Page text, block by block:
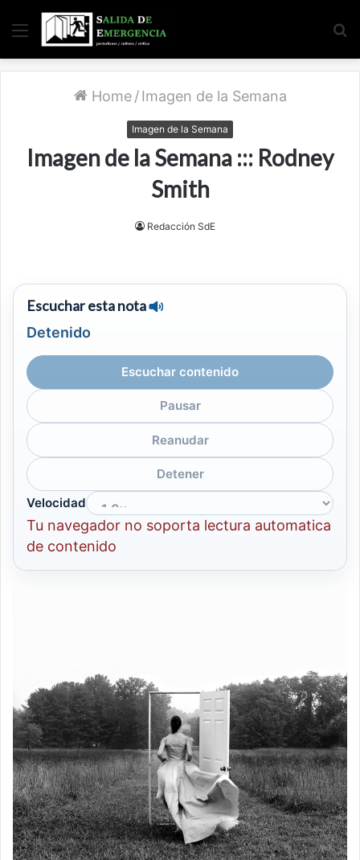
Menu
Home / Imagen de la Semana
Imagen de la Semana
Imagen de la Semana ::: Rodney
Smith
Redacción SdE
Escuchar esta nota
Detenido
Escuchar contenido
Pausar
Reanudar
Detener
Velocidad
Tu navegador no soporta lectura automatica
de contenido